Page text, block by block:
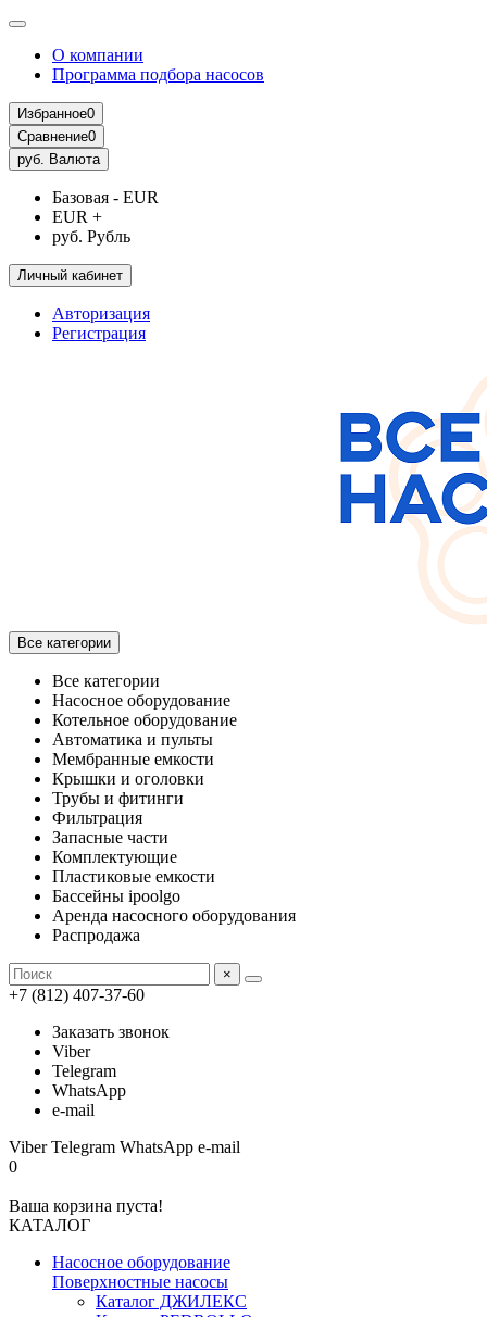
О компании
Программа подбора насосов
Избранное0
Сравнение0
руб. Валюта
Базовая - EUR
EUR +
руб. Рубль
Личный кабинет
Авторизация
Регистрация
Все категории
Все категории
Насосное оборудование
Котельное оборудование
Автоматика и пульты
Мембранные емкости
Крышки и оголовки
Трубы и фитинги
Фильтрация
Запасные части
Комплектующие
Пластиковые емкости
Бассейны ipoolgo
Аренда насосного оборудования
Распродажа
×
+7 (812) 407-37-60
Заказать звонок
Viber
Telegram
WhatsApp
e-mail
ViberTelegram WhatsApp e-mail
0
Ваша корзина пуста!
КАТАЛОГ
Насосное оборудование
Поверхностные насосы
Каталог ДЖИЛЕКС